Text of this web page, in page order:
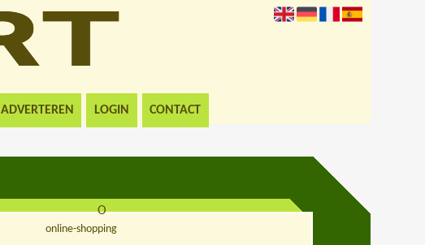
ADVERTEREN LOGIN CONTACT
O
online-shopping